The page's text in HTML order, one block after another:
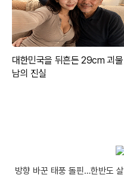
방향 바꾼 태풍 돌핀…한반도 살